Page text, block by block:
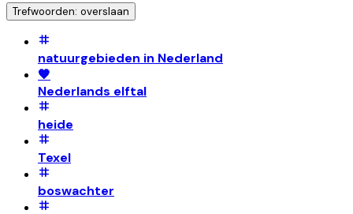
Trefwoorden: overslaan
natuurgebieden in Nederland
🧡
Nederlands elftal
heide
Texel
boswachter